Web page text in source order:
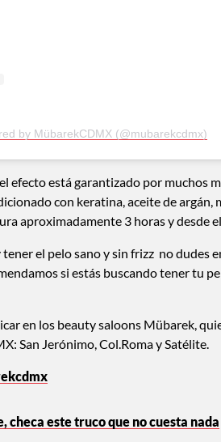
by MübarekCDMX (@mubarekcdmx)
efecto está garantizado por muchos
con keratina, aceite de
aproximadamente 3 horas y desde
el pelo sano y sin frizz no dudes
si estás buscando tener tu
en los beauty saloons Mübarek,
San Jerónimo, Col.Roma y Satélite.
checa este truco que no cuesta nada